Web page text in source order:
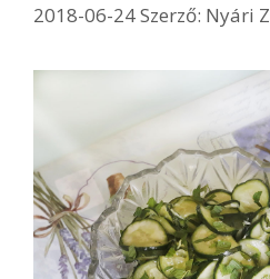
2018-06-24Szerző: Nyári